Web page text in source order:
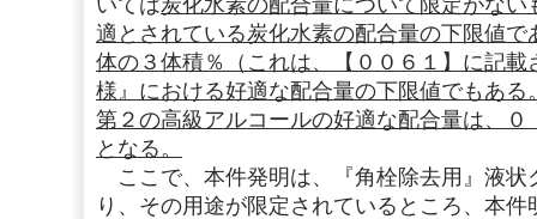
いては炭化水素の配合量について限定がな
適とされている炭化水素の配合量の下限値
体の３体積％（これは、【００６１】に記
様』における好適な配合量の下限値でもあ
第２の高級アルコールの好適な配合量は、
となる。
ここで、本件発明は、『角栓除去用』液状
り、その用途が限定されているところ、本